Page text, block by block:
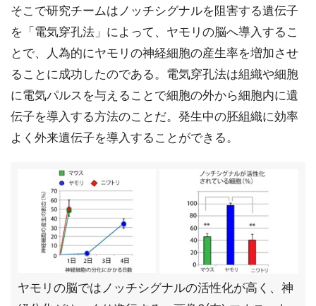
そこで研究チームはノッチシグナルを阻害する遺伝子
を「電気穿孔法」によって、ヤモリの脳へ導入するこ
とで、人為的にヤモリの神経細胞の産生率を増加させ
ることに成功したのである。電気穿孔法は組織や細胞
に電気パルスを与えることで細胞の外から細胞内に遺
伝子を導入する方法のことだ。発生中の胚組織に効率
よく外来遺伝子を導入することができる。
ヤモリの脳ではノッチシグナルの活性化が高く、神